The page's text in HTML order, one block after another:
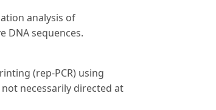
analysis of
DNA sequences.
(rep‐PCR) using
necessarily directed at